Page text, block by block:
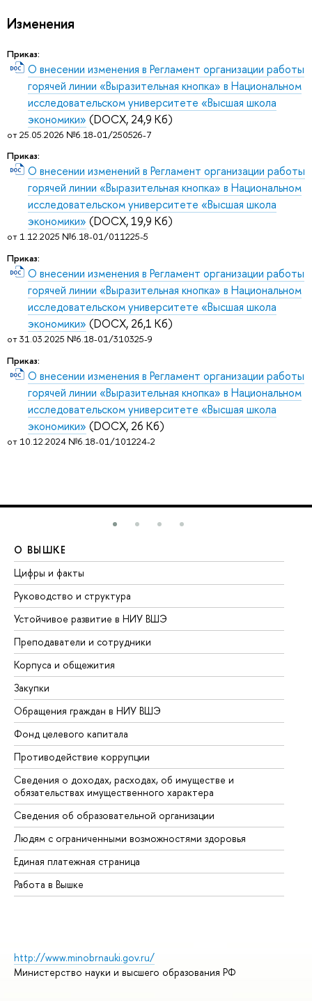
Изменения
Приказ:
О внесении изменения в Регламент организации работы
горячей линии «Выразительная кнопка» в Национальном
исследовательском университете «Высшая школа
экономики» (DOCX, 24,9 Кб)
от 25.05.2026 №6.18-01/250526-7
Приказ:
О внесении изменений в Регламент организации работы
горячей линии «Выразительная кнопка» в Национальном
исследовательском университете «Высшая школа
экономики» (DOCX, 19,9 Кб)
от 1.12.2025 №6.18-01/011225-5
Приказ:
О внесении изменения в Регламент организации работы
горячей линии «Выразительная кнопка» в Национальном
исследовательском университете «Высшая школа
экономики» (DOCX, 26,1 Кб)
от 31.03.2025 №6.18-01/310325-9
Приказ:
О внесении изменения в Регламент организации работы
горячей линии «Выразительная кнопка» в Национальном
исследовательском университете «Высшая школа
экономики» (DOCX, 26 Кб)
от 10.12.2024 №6.18-01/101224-2
О ВЫШКЕ
Цифры и факты
Руководство и структура
Устойчивое развитие в НИУ ВШЭ
Преподаватели и сотрудники
Корпуса и общежития
Закупки
Обращения граждан в НИУ ВШЭ
Фонд целевого капитала
Противодействие коррупции
Сведения о доходах, расходах, об имуществе и
обязательствах имущественного характера
Сведения об образовательной организации
Людям с ограниченными возможностями здоровья
Единая платежная страница
Работа в Вышке
http://www.minobrnauki.gov.ru/
Министерство науки и высшего образования РФ